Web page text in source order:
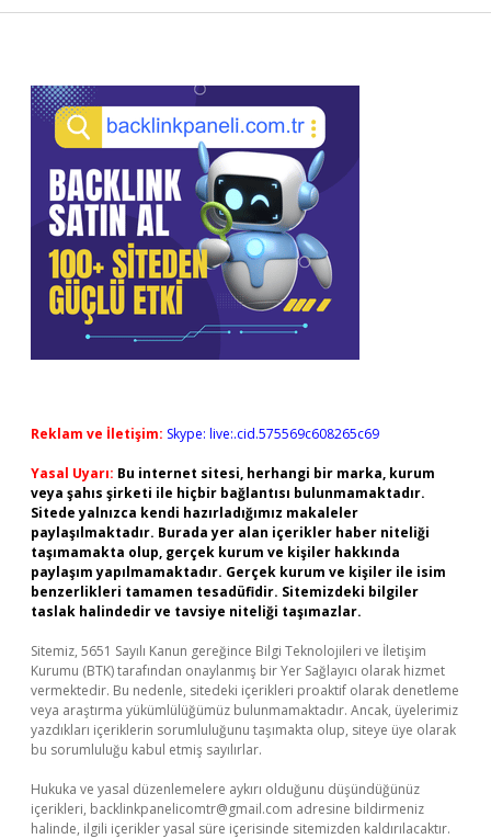
Sidebar
Reklam ve İletişim: Skype: live:.cid.575569c608265c69
Yasal Uyarı: Bu internet sitesi, herhangi bir marka, kurum
veya şahıs şirketi ile hiçbir bağlantısı bulunmamaktadır.
Sitede yalnızca kendi hazırladığımız makaleler
paylaşılmaktadır. Burada yer alan içerikler haber niteliği
taşımamakta olup, gerçek kurum ve kişiler hakkında
paylaşım yapılmamaktadır. Gerçek kurum ve kişiler ile isim
benzerlikleri tamamen tesadüfidir. Sitemizdeki bilgiler
taslak halindedir ve tavsiye niteliği taşımazlar.
Sitemiz, 5651 Sayılı Kanun gereğince Bilgi Teknolojileri ve İletişim
Kurumu (BTK) tarafından onaylanmış bir Yer Sağlayıcı olarak hizmet
vermektedir. Bu nedenle, sitedeki içerikleri proaktif olarak denetleme
veya araştırma yükümlülüğümüz bulunmamaktadır. Ancak, üyelerimiz
yazdıkları içeriklerin sorumluluğunu taşımakta olup, siteye üye olarak
bu sorumluluğu kabul etmiş sayılırlar.
Hukuka ve yasal düzenlemelere aykırı olduğunu düşündüğünüz
içerikleri, backlinkpanelicomtr@gmail.com adresine bildirmeniz
halinde, ilgili içerikler yasal süre içerisinde sitemizden kaldırılacaktır.